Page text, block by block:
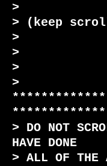
>
> (keep
>
>
>
>
> DO NOT
HAVE DONE
> ALL OF THE